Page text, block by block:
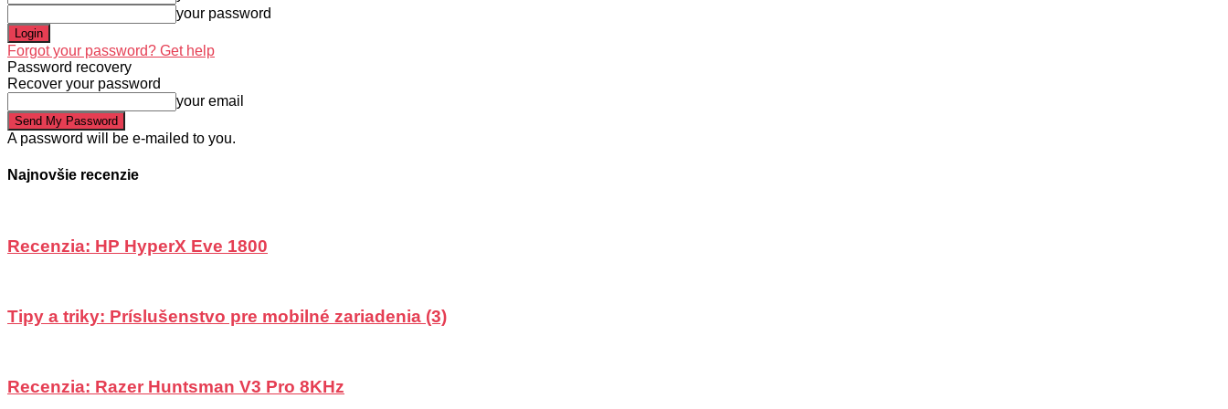
your password
Forgot your password? Get help
Password recovery
Recover your password
your email
A password will be e-mailed to you.
Najnovšie recenzie
Recenzia: HP HyperX Eve 1800
Tipy a triky: Príslušenstvo pre mobilné zariadenia (3)
Recenzia: Razer Huntsman V3 Pro 8KHz